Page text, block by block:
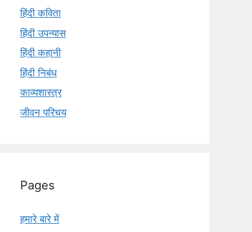
हिंदी कविता
हिंदी उपन्यास
हिंदी कहानी
हिंदी निबंध
काव्यशास्त्र
जीवन परिचय
Pages
हमारे बारे में